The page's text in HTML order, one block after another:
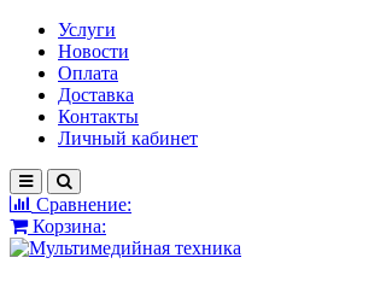
Услуги
Новости
Оплата
Доставка
Контакты
Личный кабинет
Сравнение:
Корзина: